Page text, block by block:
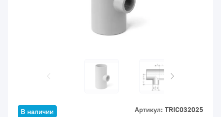
В наличии Артикул: TRIC032025